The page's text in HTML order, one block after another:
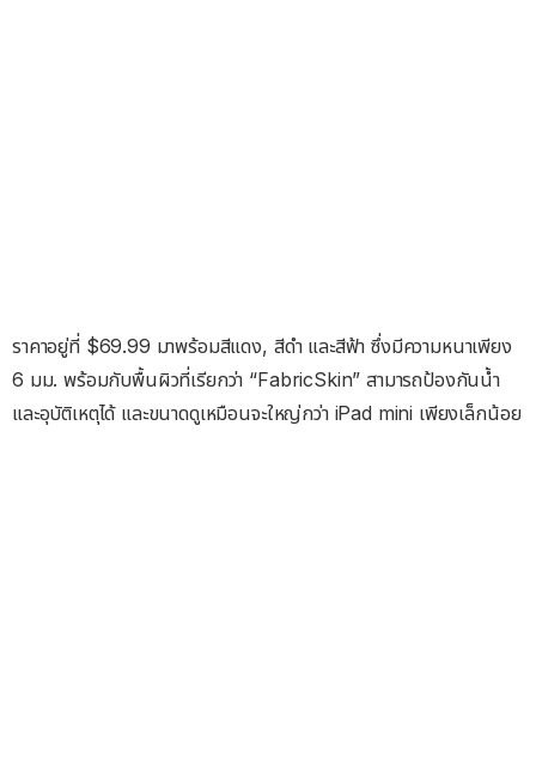
ราคาอยู่ที่ $69.99 มาพร้อมสีแดง, สีดำ และสีฟ้า ซึ่งมีความหนาเพียง
6 มม. พร้อมกับพื้นผิวที่เรียกว่า “FabricSkin” สามารถป้องกันน้ำ
และอุบัติเหตุได้ และขนาดดูเหมือนจะใหญ่กว่า iPad mini เพียงเล็กน้อย